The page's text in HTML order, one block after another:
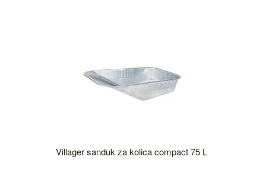
Villager sanduk za kolica compact 75 L